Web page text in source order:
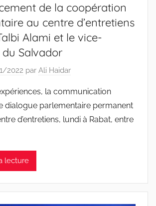
de la coopération
au centre d’entretiens
Alami et le vice-
Salvador
2022 par Ali Haidar
la communication
dialogue parlementaire permanent
d’entretiens, lundi à Rabat, entre
lecture